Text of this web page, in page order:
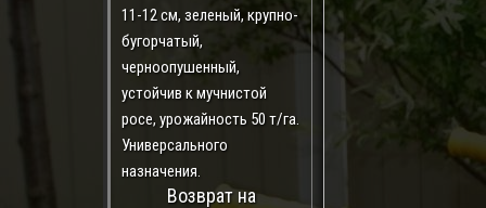
11-12 см, зеленый, крупно-
бугорчатый,
черноопушенный,
устойчив к мучнистой
росе, урожайность 50 т/га.
Универсального
назначения.
Возврат на